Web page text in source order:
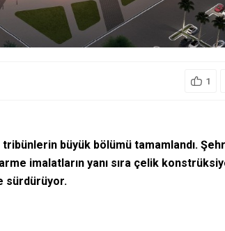
1
tribünlerin büyük bölümü tamamlandı.
imalatların yanı sıra çelik
sürdürüyor.